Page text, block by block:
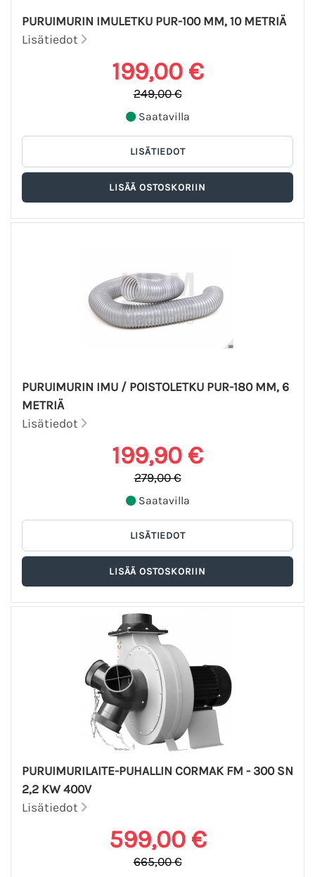
PURUIMURIN IMULETKU PUR-100 MM, 10 METRIÄ
Lisätiedot
199,00 €
249,00 €
Saatavilla
PURUIMURIN IMU / POISTOLETKU PUR-180 MM, 6
METRIÄ
Lisätiedot
199,90 €
279,00 €
Saatavilla
PURUIMURILAITE-PUHALLIN CORMAK FM - 300 SN
2,2 KW 400V
Lisätiedot
599,00 €
665,00 €